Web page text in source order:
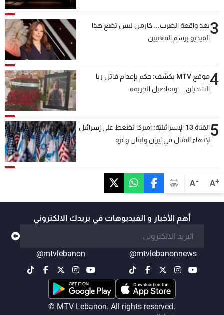
A+
A-
3بعد واقعة الضرب... كارمن لبس تضع هذا
الفيديو برسم المعنيين
4
موقع MTV يكشف: حكم بإعدام قاتل ريا
الشدياق… وتفاصيل الجريمة
5
القناة 13 الإسرائيليّة: أميركا تضغط على إسرائيل
لإنهاء القتال في إيران ولبنان وغزة
أهم الأخبار و الفيديوهات في بريدك الالكتروني
@mtvlebanonnews
@mtvlebanon
© MTV Lebanon. All rights reserved.